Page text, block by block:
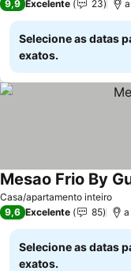
9,9 Excelente 23
Selecione as datas
exatos.
Casa/apartamento inteiro
Mesao Frio By
9,6 Excelente 85
Selecione as datas
exatos.